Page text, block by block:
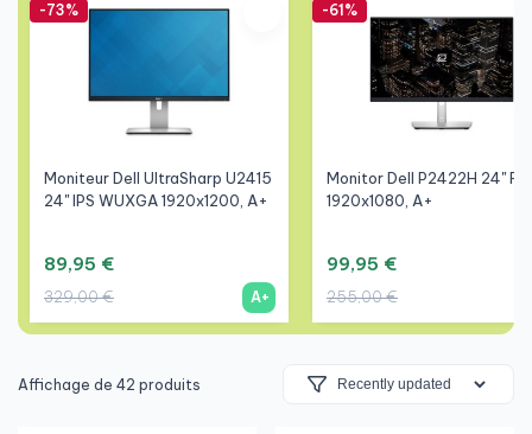
-73%
Moniteur Dell UltraSharp U2415
24" IPS WUXGA 1920x1200, A+
89,95 €
329,00 € A+
-61%
Monitor Dell P2422H 24"
1920x1080, A+
99,95 €
255,00 €
Affichage de 42 produits